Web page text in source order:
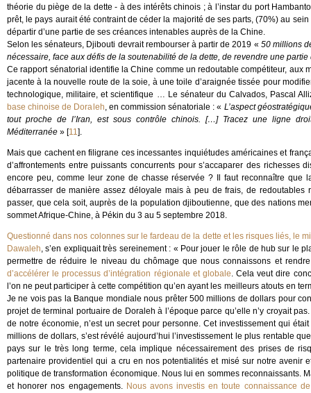
théorie du piège de la dette - à des intérêts chinois ; à l’instar du port
prêt, le pays aurait été contraint de céder la majorité de ses parts, (70%) au
départir d’une partie de ses créances intenables auprès de la Chine.
Selon les sénateurs, Djibouti devrait rembourser à partir de 2019 « 50 millions
nécessaire, face aux défis de la soutenabilité de la dette, de revendre une
Ce rapport sénatorial identifie la Chine comme un redoutable compétiteur, aux
jacente à la nouvelle route de la soie, à une toile d’araignée tissée pour
technologique, militaire, et scientifique … Le sénateur du Calvados, Pascal
base chinoise de Doraleh, en commission sénatoriale : « L’aspect
tout proche de l’Iran, est sous contrôle chinois. […] Tracez une ligne
Méditerranée » [11].
Mais que cachent en filigrane ces incessantes inquiétudes américaines et
d’affrontements entre puissants concurrents pour s’accaparer des
encore peu, comme leur zone de chasse réservée ? Il faut reconnaître
débarrasser de manière assez déloyale mais à peu de frais, de
passer, que cela soit, auprès de la population djiboutienne, que des nations
sommet Afrique-Chine, à Pékin du 3 au 5 septembre 2018.
Questionné dans nos colonnes sur le fardeau de la dette et les risques liés, le
Dawaleh, s’en expliquait très sereinement : « Pour jouer le rôle de hub sur le
permettre de réduire le niveau du chômage que nous connaissons et
d’accélérer le processus d’intégration régionale et globale. Cela veut dire
l’on ne peut participer à cette compétition qu’en ayant les meilleurs atouts en
Je ne vois pas la Banque mondiale nous prêter 500 millions de dollars pour
projet de terminal portuaire de Doraleh à l’époque parce qu’elle n’y croyait
de notre économie, n’est un secret pour personne. Cet investissement qui
millions de dollars, s’est révélé aujourd’hui l’investissement le plus rentable
pays sur le très long terme, cela implique nécessairement des prises de
partenaire providentiel qui a cru en nos potentialités et misé sur notre avenir
politique de transformation économique. Nous lui en sommes reconnaissants.
et honorer nos engagements. Nous avons investis en toute connaissance